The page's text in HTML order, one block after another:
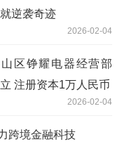
逆袭奇迹
2026-02-04
区铮耀电器经营部
注册资本1万人民币
2026-02-04
跨境金融科技